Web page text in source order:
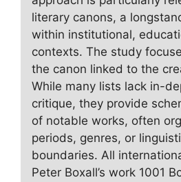
literary canons, a
within institutional,
contexts. The study
the canon linked to the
While many lists lack in-
critique, they provide
of notable works, often
periods, genres, or
boundaries. All
Peter Boxall’s work 1001